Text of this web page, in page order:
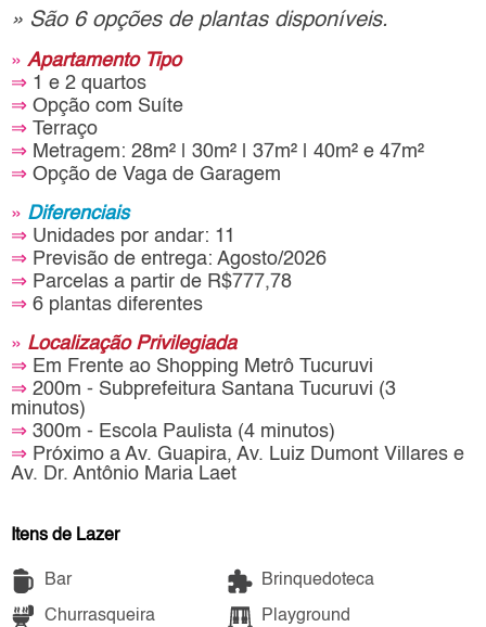
» São 6 opções de plantas disponíveis.
» Apartamento Tipo
⇒ 1 e 2 quartos
⇒ Opção com Suíte
⇒
Terraço
⇒ Metragem: 28m² | 30m² | 37m² | 40m² e 47m²
⇒ Opção de Vaga de Garagem
» Diferenciais
⇒ Unidades por andar: 11
⇒ Previsão de entrega: Agosto/2026
⇒ Parcelas a partir de R$777,78
⇒ 6 plantas diferentes
» Localização Privilegiada
⇒ Em Frente ao Shopping Metrô Tucuruvi
⇒ 200m - Subprefeitura Santana Tucuruvi (3
minutos)
⇒ 300m - Escola Paulista (4 minutos)
⇒ Próximo a Av. Guapira, Av. Luiz Dumont Villares e
Av. Dr. Antônio Maria Laet
Itens de Lazer
Bar Brinquedoteca
Churrasqueira
Playground